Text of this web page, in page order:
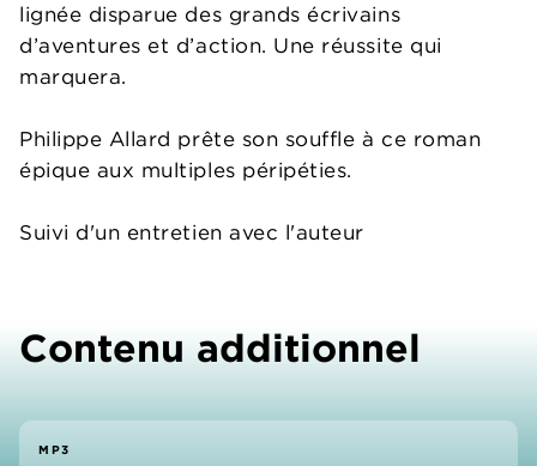
lignée disparue des grands écrivains
d’aventures et d’action. Une réussite qui
marquera.
Philippe Allard prête son souffle à ce roman
épique aux multiples péripéties.
Suivi d'un entretien avec l'auteur
Contenu additionnel
MP3